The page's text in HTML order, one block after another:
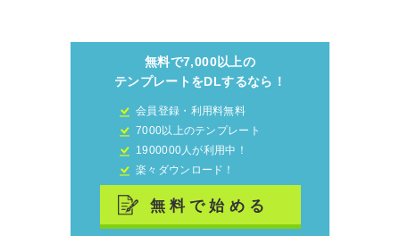
無料で7,000以上の
テンプレートをDLするなら！
会員登録・利用料無料
7000以上のテンプレート
1900000人が利用中！
楽々ダウンロード！
無料で始める